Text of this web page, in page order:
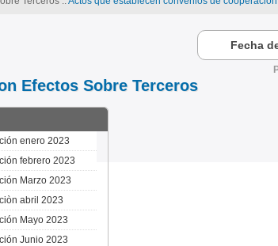
Fecha
Efectos Sobre Terceros
enero 2023
febrero 2023
Marzo 2023
abril 2023
Mayo 2023
Junio 2023